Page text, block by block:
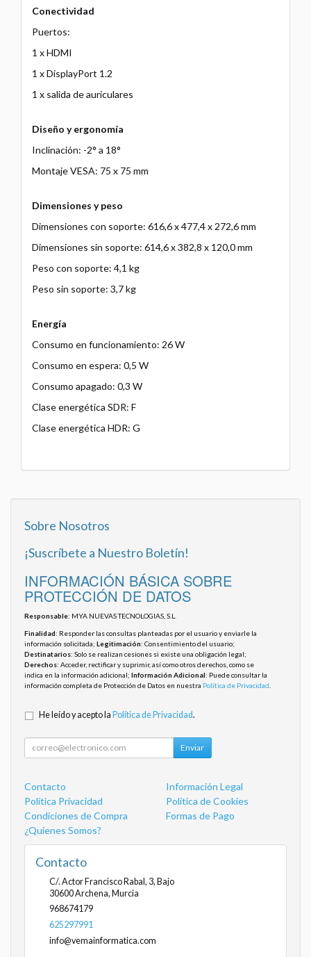
Conectividad
Puertos:
1 x HDMI
1 x DisplayPort 1.2
1 x salida de auriculares
Diseño y ergonomía
Inclinación: -2° a 18°
Montaje VESA: 75 x 75 mm
Dimensiones y peso
Dimensiones con soporte: 616,6 x 477,4 x 272,6 mm
Dimensiones sin soporte: 614,6 x 382,8 x 120,0 mm
Peso con soporte: 4,1 kg
Peso sin soporte: 3,7 kg
Energía
Consumo en funcionamiento: 26 W
Consumo en espera: 0,5 W
Consumo apagado: 0,3 W
Clase energética SDR: F
Clase energética HDR: G
Sobre Nosotros
¡Suscríbete a Nuestro Boletín!
INFORMACIÓN BÁSICA SOBRE
PROTECCIÓN DE DATOS
Responsable: MYA NUEVAS TECNOLOGIAS, S.L.
Finalidad: Responder las consultas planteadas por el usuario y enviarle la
información solicitada; Legitimación: Consentimiento del usuario;
Destinatarios: Solo se realizan cesiones si existe una obligación legal;
Derechos: Acceder, rectificar y suprimir, así como otros derechos, como se
indica en la información adicional; Información Adicional: Puede consultar la
información completa de Protección de Datos en nuestra Política de Privacidad
He leído y acepto la Política de Privacidad.
Enviar
Contacto
Información Legal
Política Privacidad
Política de Cookies
Condiciones de Compra
Formas de Pago
¿Quienes Somos?
Contacto
C/. Actor Francisco Rabal, 3, Bajo
30600Archena, Murcia
968674179
625297991
info@vemainformatica.com